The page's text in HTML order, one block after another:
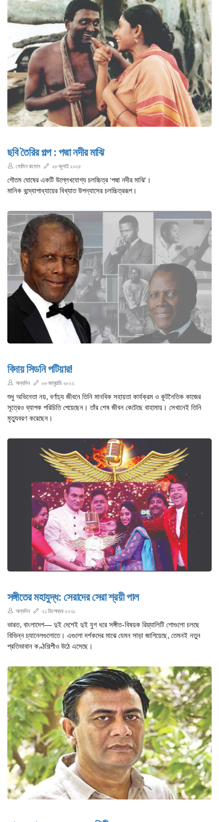
ছবি তৈরির গল্প : পদ্মা নদীর মাঝি
মোমিন রহমান ২৮ জুলাই ২০২৫
গৌতম ঘোষের একটি উল্লেখযোগ্য চলচ্চিত্র ‘পদ্মা নদীর মাঝি’।
মানিক বন্দ্যোপাধ্যায়ের বিখ্যাত উপন্যাসের চলচ্চিত্ররূপ।
বিদায় সিডনি পটিয়ার!
অন্যদিন ০৮ জানুয়ারি ২০২২
শুধু অভিনেতা নয়, বর্ণাঢ্য জীবনে তিনি মানবিক সহায়তা কার্যক্রম ও কূটনৈতিক কাজের
সূত্রেও ব্যাপক পরিচিতি পেয়েছেন। তাঁর শেষ জীবন কেটেছে বাহামায়। সেখানেই তিনি
মৃত্যুবরণ করেছেন।
সঙ্গীতের মহাযুদ্ধ: সেরাদের সেরা শ্রয়ী পাল
অন্যদিন ২১ ডিসেম্বর ২০২১
ভারত, বাংলাদেশ— দুই দেশেই দুই যুগ ধরে সঙ্গীত-বিষয়ক রিয়্যালিটি শোগুলো চলছে
বিভিন্ন চ্যানেলগুলোতে। এগুলো দর্শকদের মাঝে যেমন সাড়া জাগিয়েছে, তেমনই নতুন
প্রতিভাবান কণ্ঠশিল্পীও উঠে এসেছে।